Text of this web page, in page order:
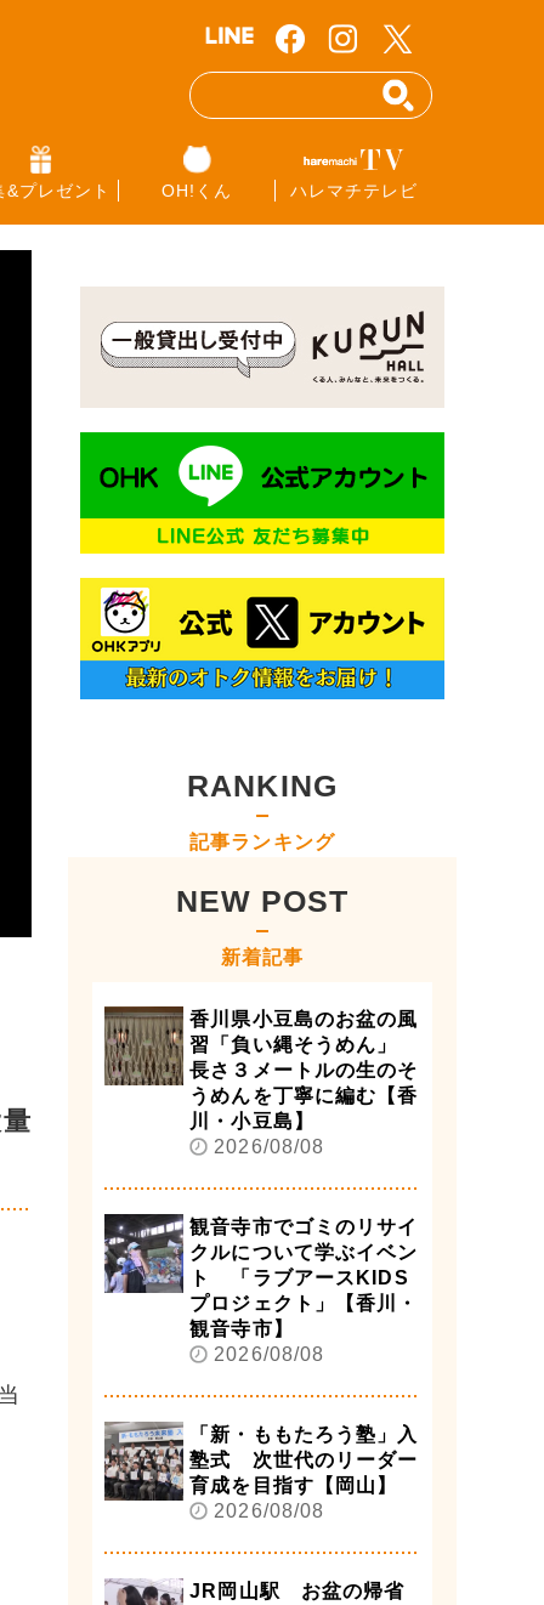
&プレゼント OH!くん ハレマチテレビ
RANKING
記事ランキング
NEW POST
新着記事
香川県小豆島のお盆の風
習「負い縄そうめん」
長さ３メートルの生のそ
うめんを丁寧に編む【香
川・小豆島】
2026/08/08
観音寺市でゴミのリサイ
クルについて学ぶイベン
ト 「ラブアースKIDS
プロジェクト」【香川・
観音寺市】
2026/08/08
「新・ももたろう塾」入
塾式 次世代のリーダー
育成を目指す【岡山】
2026/08/08
JR岡山駅 お盆の帰省